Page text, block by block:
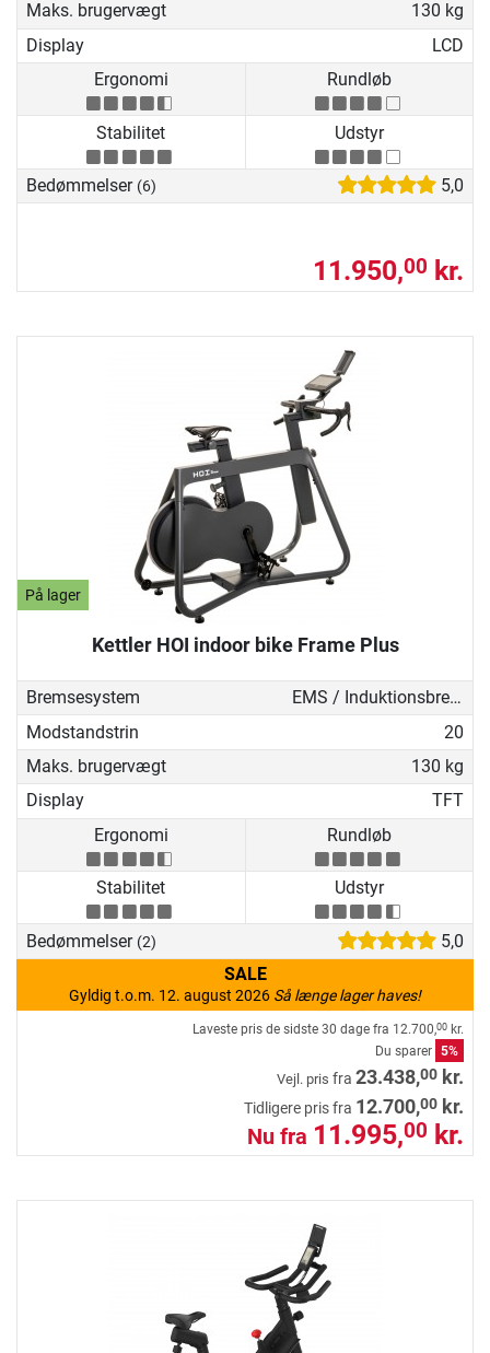
Maks. brugervægt
130 kg
Display
LCD
Ergonomi
Rundløb
Stabilitet Udstyr
Bedømmelser (6) 5,0
11.950,00 kr.
På lager
Kettler HOI indoor bike Frame Plus
Bremsesystem
EMS / Induktionsbremse
Modstandstrin
20
Maks. brugervægt
130 kg
Display
TFT
Ergonomi
Rundløb
Stabilitet Udstyr
Bedømmelser (2)
5,0
SALE
Gyldig t.o.m. 12. august 2026 Så længe lager haves!
Laveste pris de sidste 30 dage fra 12.700,00 kr.
Du sparer 5%
Vejl. pris fra 23.438,00 kr.
Tidligere pris fra 12.700,00 kr.
Nu fra 11.995,00 kr.